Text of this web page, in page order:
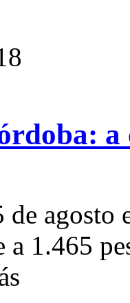
a
de
a 1.465